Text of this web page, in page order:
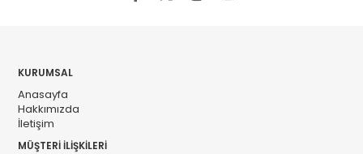
KURUMSAL
Anasayfa
Hakkımızda
İletişim
MÜŞTERİ İLİŞKİLERİ